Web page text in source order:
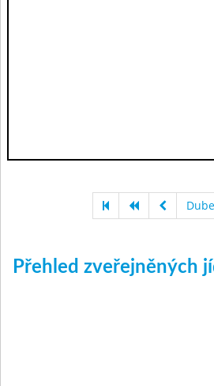
Přehled zveřejněných